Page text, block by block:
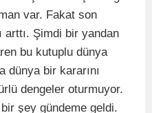
var. Fakat son
arttı. Şimdi bir yandan
bu kutuplu dünya
dünya bir kararını
dengeler oturmuyor.
şey gündeme geldi.